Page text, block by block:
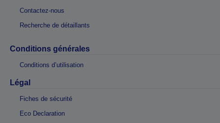
Contactez-nous
Recherche de détaillants
Conditions générales
Conditions d’utilisation
Légal
Fiches de sécurité
Eco Declaration